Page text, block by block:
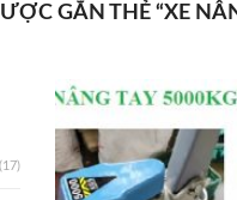
GẮN THẺ “XE
(17)